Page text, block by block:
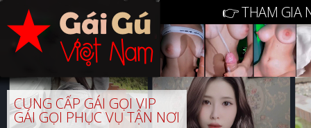
👉 THAM GIA
CUNG CẤP GÁI GỌI VIP
GÁI GỌI PHỤC VỤ TẬN NƠI